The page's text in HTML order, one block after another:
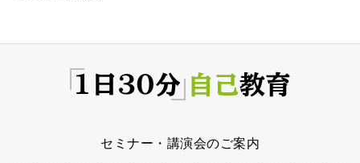
セミナー・講演会のご案内